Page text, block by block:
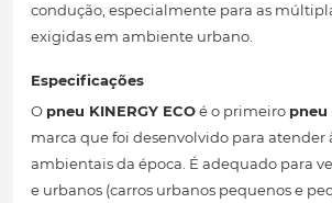
condução, especialmente para as
exigidas em ambiente urbano.
Especificações
O pneu KINERGY ECOé o primeiro pneu
marca que foi desenvolvido para atender
ambientais da época. É adequado para
e urbanos (carros urbanos pequenos e